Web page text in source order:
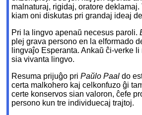
malnaturaj, rigidaj, oratore
kiam oni diskutas pri grandaj ideaj
Pri la lingvo apenaŭ necesus paroli.
plej grava persono en la elformado
lingvaĵo Esperanta. Ankaŭ ĉi-verke
sia vivanta lingvo.
Resuma prijuĝo priPaŭlo Paal do
certa malkohero kaj celkonfuzo ĝi
certe konservos sian valoron, ĉefe
persono kun tre individuecaj trajtoj.